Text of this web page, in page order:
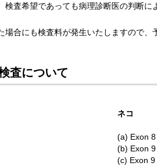
検査希望であっても病理診断医の判断
合にも検査料が発生いたしますので、
査について
ネコ
(a) Exon
(b) Exon
(c) Exon